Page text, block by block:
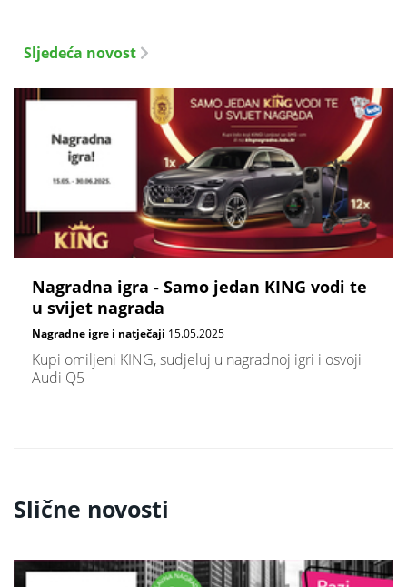
Sljedeća novost
Nagradna igra - Samo jedan KING vodi te
u svijet nagrada
Nagradne igre i natječaji 15.05.2025
Kupi omiljeni KING, sudjeluj u nagradnoj igri i osvoji
Audi Q5
Slične novosti